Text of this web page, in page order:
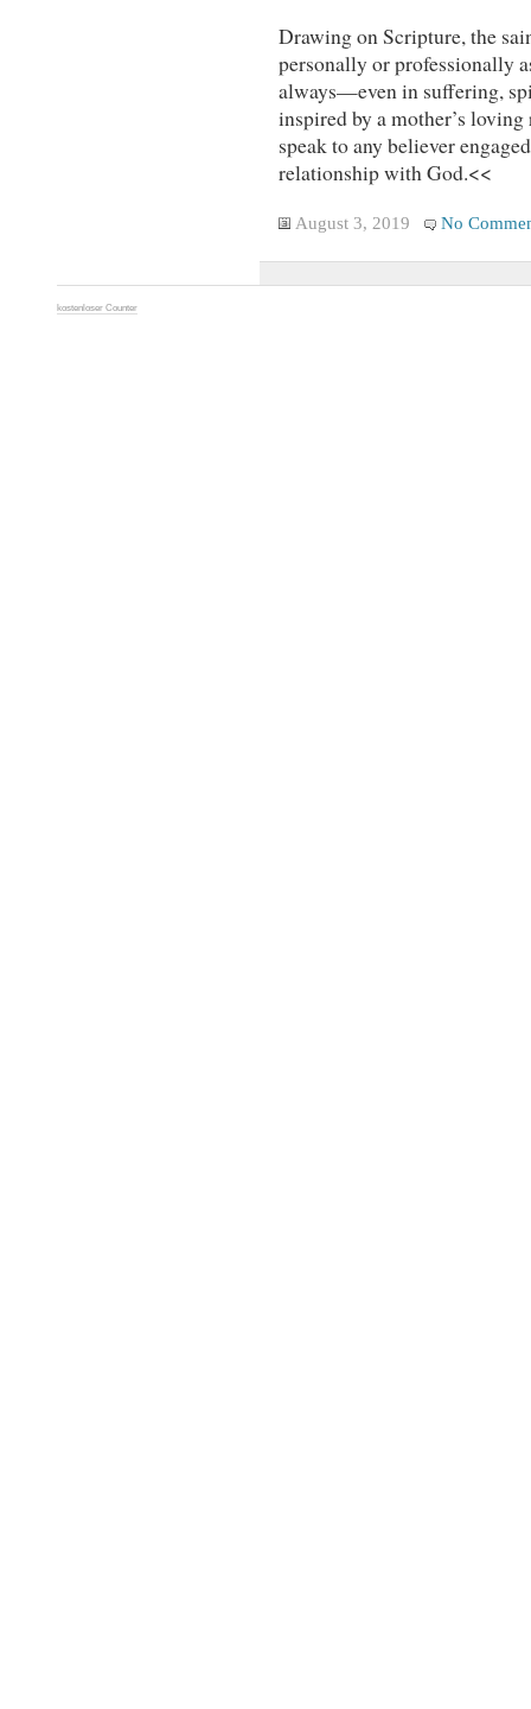
Drawing on Scripture, the
personally or professionally
always—even in suffering,
inspired by a mother’s
speak to any believer
relationship with God.<<
August 3, 2019 No
kostenloser Counter